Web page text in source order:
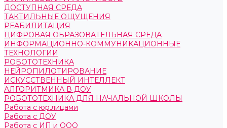
ДОСТУПНАЯ СРЕДА
ТАКТИЛЬНЫЕ ОЩУЩЕНИЯ
РЕАБИЛИТАЦИЯ
ЦИФРОВАЯ ОБРАЗОВАТЕЛЬНАЯ СРЕДА
ИНФОРМАЦИОННО-КОММУНИКАЦИОННЫЕ
ТЕХНОЛОГИИ
РОБОТОТЕХНИКА
НЕЙРОПИЛОТИРОВАНИЕ
ИСКУССТВЕННЫЙ ИНТЕЛЛЕКТ
АЛГОРИТМИКА В ДОУ
РОБОТОТЕХНИКА ДЛЯ НАЧАЛЬНОЙ ШКОЛЫ
Работа с юр.лицами
Работа с ДОУ
Работа с ИП и ООО